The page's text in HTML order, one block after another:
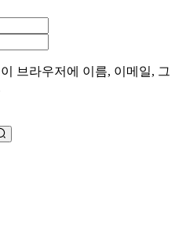
브라우저에 이름, 이메일, 그